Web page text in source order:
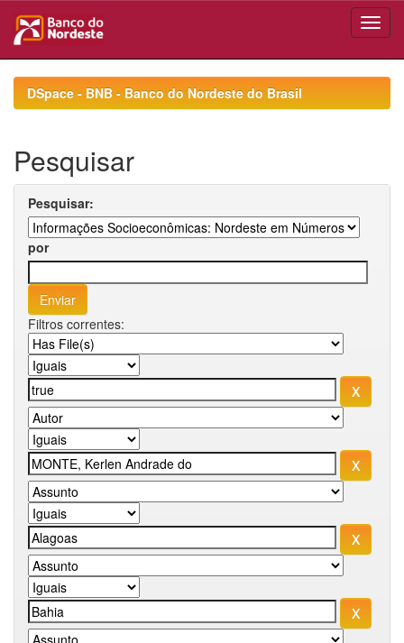
navigationDSpace - BNB - Banco do Nordeste do Brasil
Pesquisar
Pesquisar:
por
Filtros correntes: